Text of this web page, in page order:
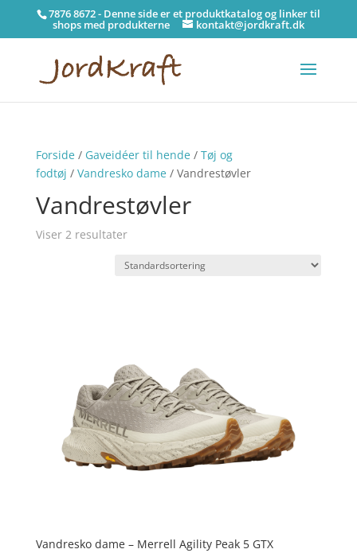
7876 8672 - Denne side er et produktkatalog og linker til
shops med produkterne kontakt@jordkraft.dk
Forside/ Gaveidéer til hende/ Tøj og
fodtøj / Vandresko dame/ Vandrestøvler
Vandrestøvler
Viser 2 resultater
Vandresko dame – Merrell Agility Peak 5 GTX